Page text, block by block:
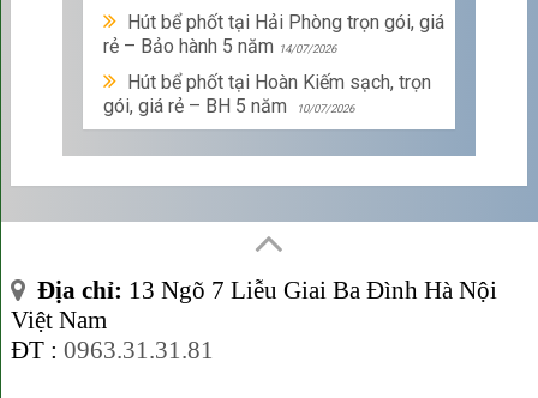
Hút bể phốt tại Hải Phòng trọn gói, giá
rẻ – Bảo hành 5 năm
14/07/2026
Hút bể phốt tại Hoàn Kiếm sạch, trọn
gói, giá rẻ – BH 5 năm
10/07/2026
Địa chỉ: 13 Ngõ 7 Liễu Giai Ba Đình Hà Nội
Việt Nam
ĐT : 0963.31.31.81